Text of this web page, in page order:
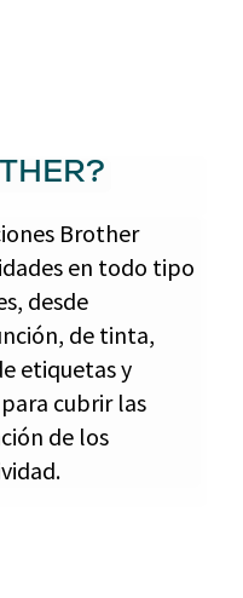
Brother
en todo tipo
desde
de tinta,
etiquetas y
cubrir las
de los